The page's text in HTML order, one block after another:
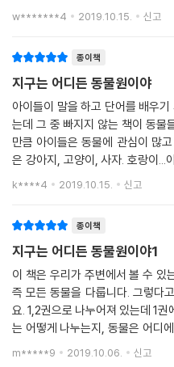
않도록 캐릭터, 말풍선과 네 컷 만
2.도표와 그림
중간 중간 도표로 한눈에 볼 수 있
이유는 없어요. 이렇게 그림으로
세 이해되고, 웃으면서 한번 더 고
3.조금 더 들여다보기
본문에서는 흐름상 더 쓸 수 없지만
었어요. 본문의 그림이 글을 보완
구성했다면, 이 페이지의 면은 세
4.책속 부록
책 말미에 펼친 페이지로 한 눈에
그림 음 책 한권의 내용을 담아놓
해서 쓰신 책이라는 생각이 들었
w*******4 2019.10.15. 신고
종이책
지구는 어디든 동물원이야
아이들이 말을 하고 단어를 배우
는데 그 중 빠지지 않는 책이 동물
만큼 아이들은 동물에 관심이 많
은 강아지, 고양이, 사자. 호랑이...
전집을 사주면서 조금 더 확장이
k****4 2019.10.15. 신고
종이책
지구는 어디든 동물원이야1
이 책은 우리가 주변에서 볼 수 있
즉 모든 동물을 다룹니다. 그렇다
요. 1,2권으로 나누어져 있는데 1
는 어떻게 나누는지, 동물은 어디
등을 이야기해주고 있답니다.책을
m*****9 2019.10.06. 신고